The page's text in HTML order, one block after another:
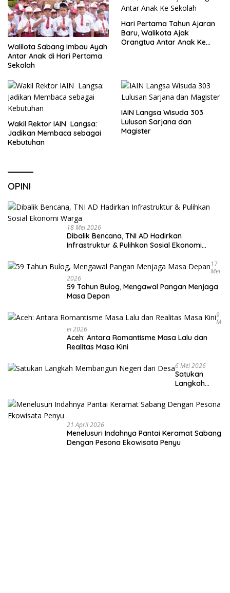
Walilota Sabang Imbau Ayah
Antar Anak di Hari Pertama
Sekolah
Hari Pertama Tahun Ajaran
Baru, Walikota Ajak
Orangtua Antar Anak Ke
Wakil Rektor IAIN Langsa:
Jadikan Membaca sebagai
Kebutuhan
IAIN Langsa Wisuda 303
Lulusan Sarjana dan
Magister
OPINI
18 Mei 2026
Dibalik Bencana, TNI AD Hadirkan
Infrastruktur & Pulihkan Sosial Ekonomi
17
Mei
2026
59 Tahun Bulog, Mengawal Pangan Menjaga
Masa Depan
9
M
Ei 2026
Aceh: Antara Romantisme Masa Lalu dan
Realitas Masa Kini
6 Mei 2026
Satukan
Langkah
Negeri dari
Desa
21 April 2026
Menelusuri Indahnya Pantai Keramat Sabang
Dengan Pesona Ekowisata Penyu